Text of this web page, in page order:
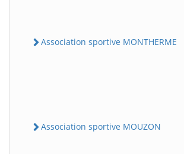
Association sportive MONTHERME
Association sportive MOUZON